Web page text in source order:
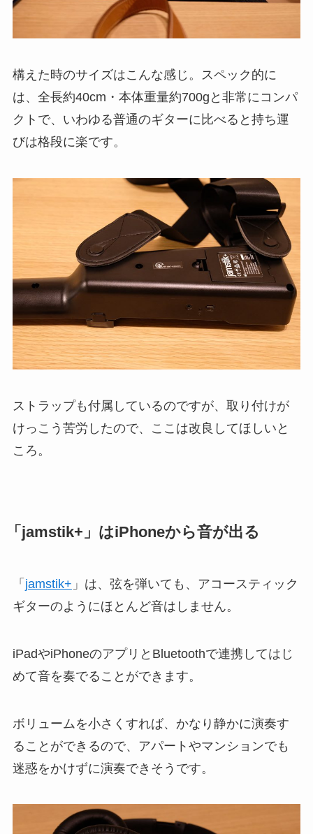
構えた時のサイズはこんな感じ。スペック的に
は、全長約40cm・本体重量約700gと非常にコンパ
クトで、いわゆる普通のギターに比べると持ち運
びは格段に楽です。
ストラップも付属しているのですが、取り付けが
けっこう苦労したので、ここは改良してほしいと
ころ。
「jamstik+」はiPhoneから音が出る
「 jamstik+ 」は、弦を弾いても、アコースティック
ギターのようにほとんど音はしません。
iPadやiPhoneのアプリとBluetoothで連携してはじ
めて音を奏でることができます。
ボリュームを小さくすれば、かなり静かに演奏す
ることができるので、アパートやマンションでも
迷惑をかけずに演奏できそうです。